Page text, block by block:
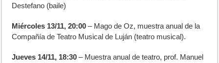
Destefano (baile)
Miércoles 13/11, 20:00 – Mago de Oz, muestra anual de la
Compañía de Teatro Musical de Luján (teatro musical).
Jueves 14/11, 18:30 – Muestra anual de teatro, prof. Manuel